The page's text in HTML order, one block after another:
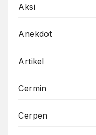
Aksi
Anekdot
Artikel
Cermin
Cerpen